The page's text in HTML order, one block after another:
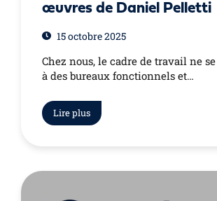
œuvres de Daniel Pelletti
15 octobre 2025
Chez nous, le cadre de travail ne
à des bureaux fonctionnels et…
Lire plus